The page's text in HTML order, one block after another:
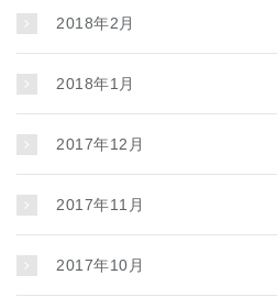
2018年2月
2018年1月
2017年12月
2017年11月
2017年10月